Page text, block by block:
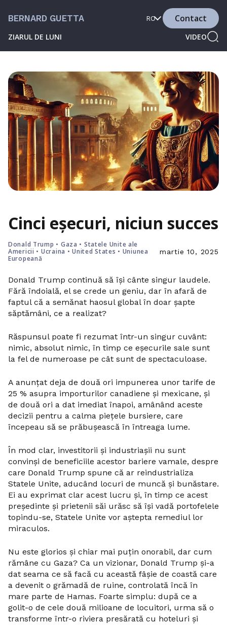
BERNARD GUETTA
ZIARUL DE LUNI VIDEO
RO Contact
Cinci eșecuri, niciun succes
Donald Trump • Gaza • Statele Unite ale
Americii • Ucraina •United States • Uniunea
Europeană
martie 10, 2025
Donald Trump continuă să își cânte singur laudele.
Fără îndoială, el se crede un geniu, dar în afară de
faptul că a semănat haosul global în doar șapte
săptămâni, ce a realizat?
Răspunsul poate fi rezumat într-un singur cuvânt:
nimic, absolut nimic, în timp ce eșecurile sale sunt
la fel de numeroase pe cât sunt de spectaculoase.
A anunțat deja de două ori impunerea unor tarife de
25 % asupra importurilor canadiene și mexicane, și
de două ori a dat imediat înapoi, amânând aceste
decizii pentru a calma piețele bursiere, care
începeau să se prăbușească în întreaga lume.
În mod clar, investitorii și industriașii nu sunt
convinși de beneficiile acestor bariere vamale, despre
care Donald Trump spune că ar reindustrializa
Statele Unite, aducând locuri de muncă și bunăstare.
Ei au exprimat clar acest lucru și, în timp ce acest
președinte și prietenii săi urăsc să își vadă portofelele
topindu-se, Statele Unite vor aștepta remediul lor
miraculos.
Nu este glorios și chiar mai puțin onorabil, dar cum
rămâne cu Gaza? Ca un vizionar, Donald Trump și-a
dat seama ce să facă cu această fâșie de coastă care
a devenit o grămadă de ruine, controlată încă în
mare parte de Hamas. Foarte simplu: după ce a
golit-o de cele două milioane de locuitori, urma să o
transforme într-o riviera presărată cu hoteluri și